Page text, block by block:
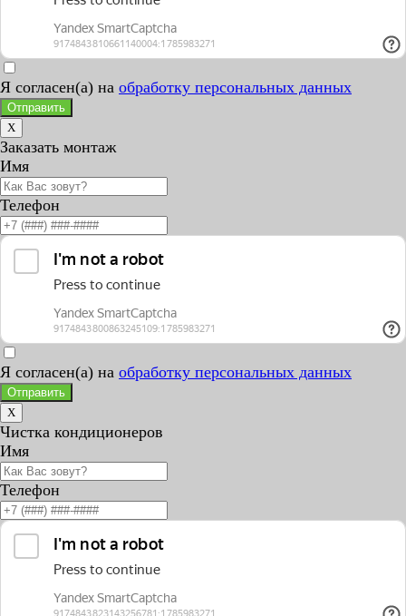
Я согласен(а) на обработку персональных данных
Отправить
X
Заказать монтаж
Имя
Телефон
Я согласен(а) на обработку персональных данных
Отправить
X
Чистка кондиционеров
Имя
Телефон